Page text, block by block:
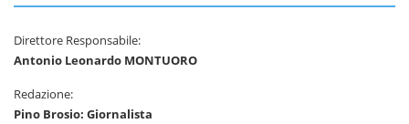
Direttore Responsabile:
Antonio Leonardo MONTUORO
Redazione:
Pino Brosio: Giornalista